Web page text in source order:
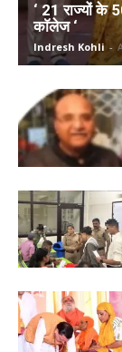
‘ 21 राज्यों के
काॅलेज ‘
Indresh Kohli -